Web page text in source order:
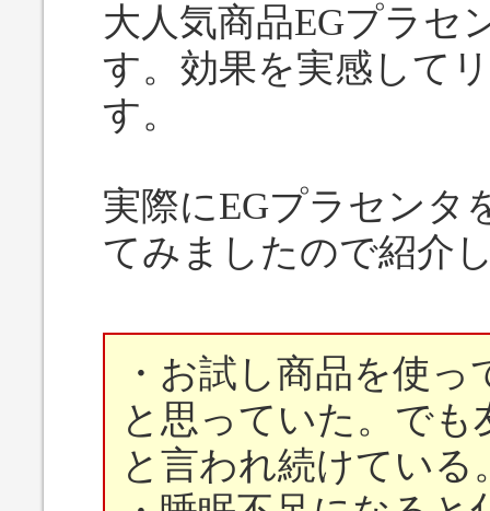
大人気商品EGプラセ
す。効果を実感して
す。
実際にEGプラセンタ
てみましたので紹介
・お試し商品を使
と思っていた。で
と言われ続けている